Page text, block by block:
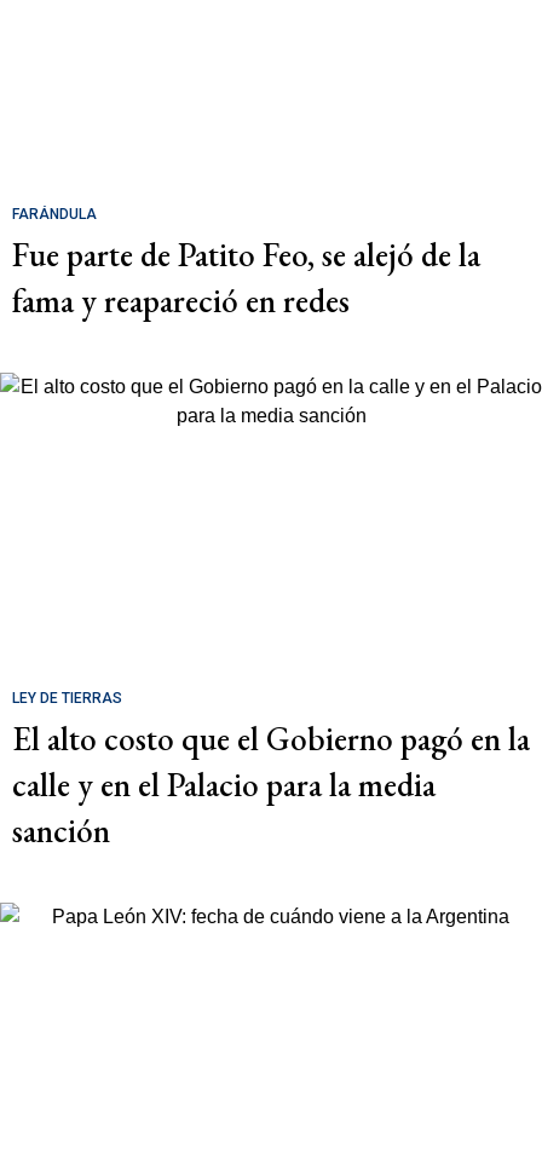
FARÁNDULA
Fue parte de Patito Feo, se alejó de la
fama y reapareció en redes
LEY DE TIERRAS
El alto costo que el Gobierno pagó en la
calle y en el Palacio para la media
sanción